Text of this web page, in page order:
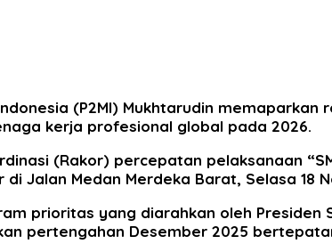
(P2MI) Mukhtarudin
kerja profesional global pada 2026.
(Rakor) percepatan pelaksanaan
Jalan Medan Merdeka Barat, Selasa 18
prioritas yang diarahkan oleh
pertengahan Desember 2025